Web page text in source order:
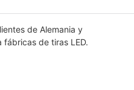
de Alemania y
fábricas de tiras LED.